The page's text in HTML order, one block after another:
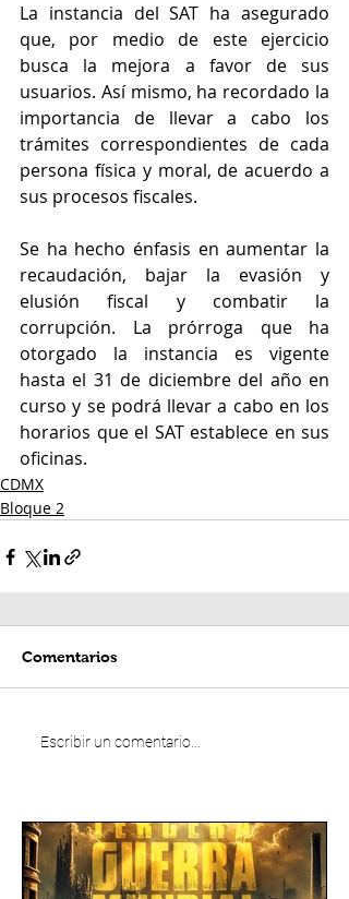
La instancia del SAT ha asegurado
que, por medio de este ejercicio
busca la mejora a favor de sus
usuarios. Así mismo, ha recordado la
importancia de llevar a cabo los
trámites correspondientes de cada
persona física y moral, de acuerdo a
sus procesos fiscales.
Se ha hecho énfasis en aumentar la
recaudación, bajar la evasión y
elusión fiscal y combatir la
corrupción. La prórroga que ha
otorgado la instancia es vigente
hasta el 31 de diciembre del año en
curso y se podrá llevar a cabo en los
horarios que el SAT establece en sus
oficinas.
CDMX
Bloque 2
Comentarios
Escribir un comentario...